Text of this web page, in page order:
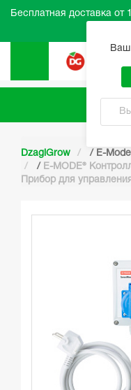
Бесплатная доставка от
Ваш
DzagiGrow / E-Mode
/ E-MODE®
Прибор для